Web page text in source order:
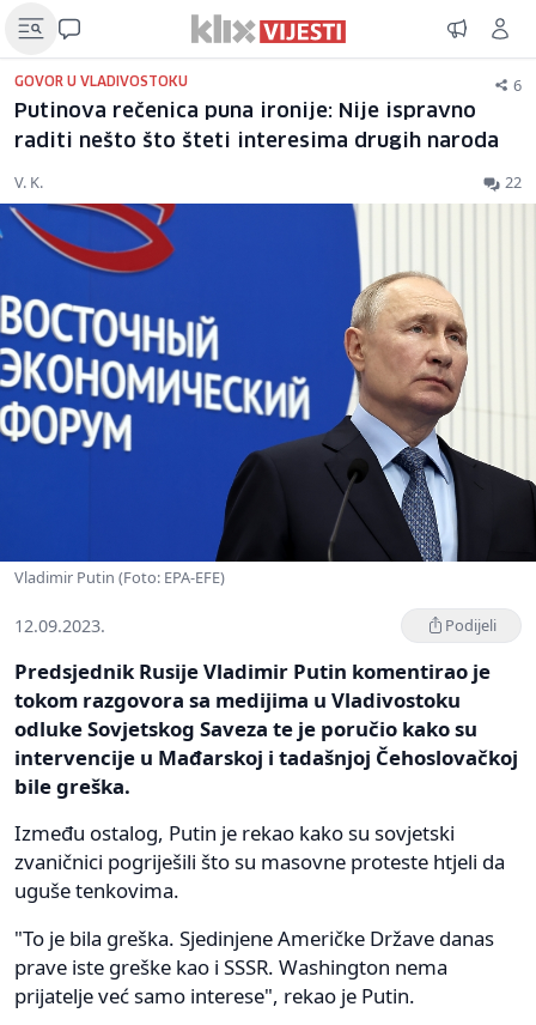
GOVOR U VLADIVOSTOKU 6
Putinova rečenica puna ironije: Nije ispravno
raditi nešto što šteti interesima drugih naroda
V. K. 22
Vladimir Putin (Foto: EPA-EFE)
12.09.2023. Podijeli
Predsjednik Rusije Vladimir Putin komentirao je
tokom razgovora sa medijima u Vladivostoku
odluke Sovjetskog Saveza te je poručio kako su
intervencije u Mađarskoj i tadašnjoj Čehoslovačkoj
bile greška.
Između ostalog, Putin je rekao kako su sovjetski
zvaničnici pogriješili što su masovne proteste htjeli da
uguše tenkovima.
"To je bila greška. Sjedinjene Američke Države danas
prave iste greške kao i SSSR. Washington nema
prijatelje već samo interese", rekao je Putin.